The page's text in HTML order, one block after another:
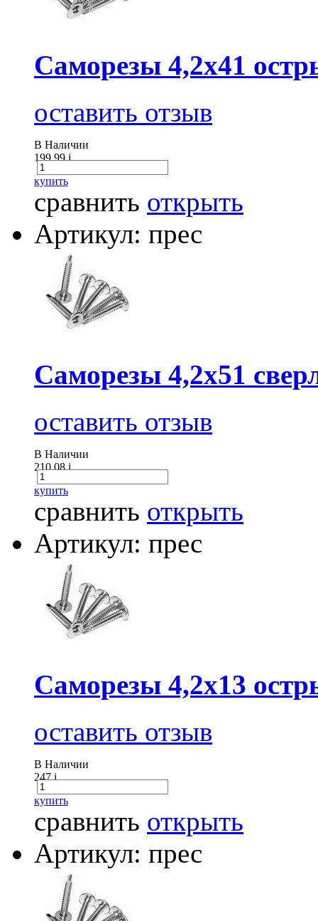
Саморезы 4,2х41
оставить отзыв
В Наличии
199.99i
купить
сравнить открыть
Артикул: прес
Саморезы 4,2х51
оставить отзыв
В Наличии
210.08i
купить
сравнить открыть
Артикул: прес
Саморезы 4,2х13
оставить отзыв
В Наличии
247i
купить
сравнить открыть
Артикул: прес